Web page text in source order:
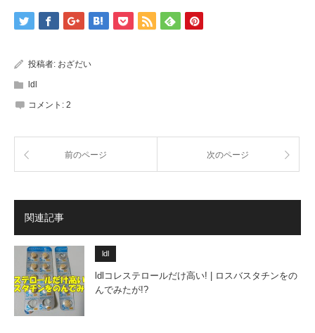
投稿者: おざだい
ldl
コメント: 2
前のページ 次のページ
関連記事
ldl
ldlコレステロールだけ高い! | ロスバスタチンをの
んでみたが!?